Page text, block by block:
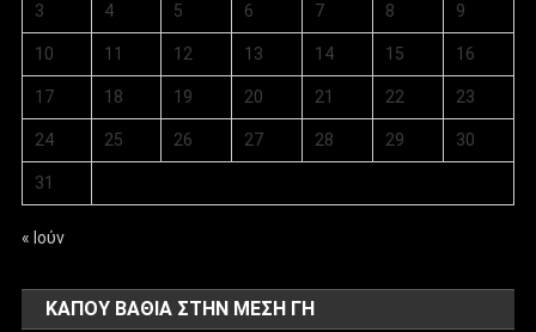
3 4 5 6 7 8 9
10 11 12 13 14 15 16
17 18 19 20 21 22 23
24 25 26 27 28 29 30
31
« Ιούν
ΚΑΠΟΥ ΒΑΘΙΑ ΣΤΗΝ ΜΕΣΗ ΓΗ